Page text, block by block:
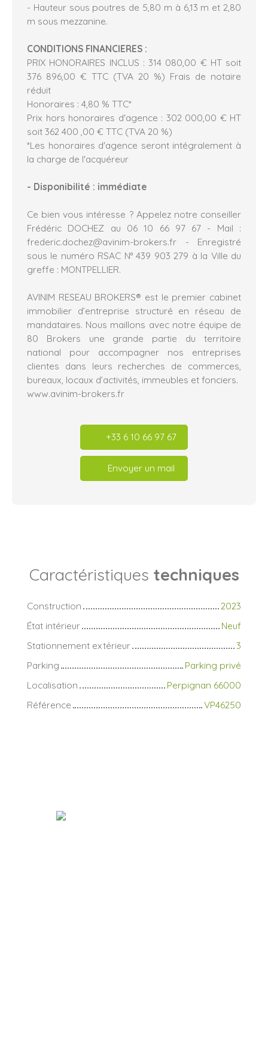
- Hauteur sous poutres de 5,80 m à 6,13 m et 2,80
m sous mezzanine.
CONDITIONS FINANCIERES :
PRIX HONORAIRES INCLUS : 314 080,00 € HT soit
376 896,00 € TTC (TVA 20 %) Frais de notaire
réduit
Honoraires : 4,80 % TTC*
Prix hors honoraires d'agence : 302 000,00 € HT
soit 362 400 ,00 € TTC (TVA 20 %)
*Les honoraires d'agence seront intégralement à
la charge de l'acquéreur
- Disponibilité : immédiate
Ce bien vous intéresse ? Appelez notre conseiller
Frédéric DOCHEZ au 06 10 66 97 67 - Mail :
frederic.dochez@avinim-brokers.fr - Enregistré
sous le numéro RSAC N° 439 903 279 à la Ville du
greffe : MONTPELLIER.
AVINIM RESEAU BROKERS® est le premier cabinet
immobilier d’entreprise structuré en réseau de
mandataires. Nous maillons avec notre équipe de
80 Brokers une grande partie du territoire
national pour accompagner nos entreprises
clientes dans leurs recherches de commerces,
bureaux, locaux d’activités, immeubles et fonciers.
www.avinim-brokers.fr
+33 6 10 66 97 67
Envoyer un mail
Caractéristiques techniques
Construction
2023
État intérieur
Neuf
Stationnement extérieur
3
Parking
Parking privé
Localisation
Perpignan 66000
Référence
VP46250